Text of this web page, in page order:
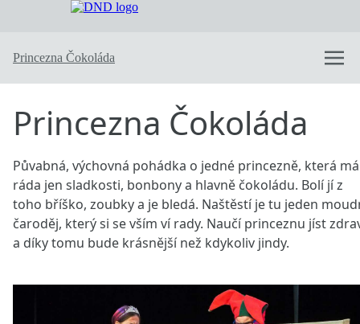
Dobře naladěné divadlo
Nabízené pohádky
Princezna Čokoláda
Trable vodníka Toníka
Čas zázraků
Co zaseješ, to sklidíš
Jak si Cizopaska s Bacilkou už ani neškrtly
Hejkal Hugo
Inscenace “V dešti“
O divadle
Kde hrajeme
Napsali o nás
Kontaktujte nás
Princezna Čokoláda
Půvabná, výchovná pohádka o jedné princezně, která má
ráda jen sladkosti, bonbony a hlavně čokoládu. Bolí jí z
toho bříško, zoubky a je bledá. Naštěstí je tu jeden
čaroděj, který si se vším ví rady. Naučí princeznu jíst
a díky tomu bude krásnější než kdykoliv jindy.